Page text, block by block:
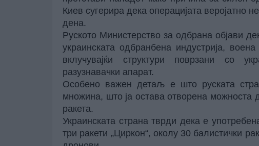
Киев сугерира дека операцијата веројатно
дена.
Руското Министерство за одбрана објави
украинската одбранбена индустрија,
вклучувајќи структури поврзани со
разузнавачки апарат.
Особено важен детаљ е што руската
множина, што ја остава отворена можноста
ракета.
Украинската страна тврди дека е
три ракети „Циркон“, околу 30 балистички